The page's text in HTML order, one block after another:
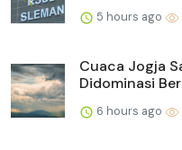
5 hours ago
Cuaca Jogja
Didominasi
6 hours ago